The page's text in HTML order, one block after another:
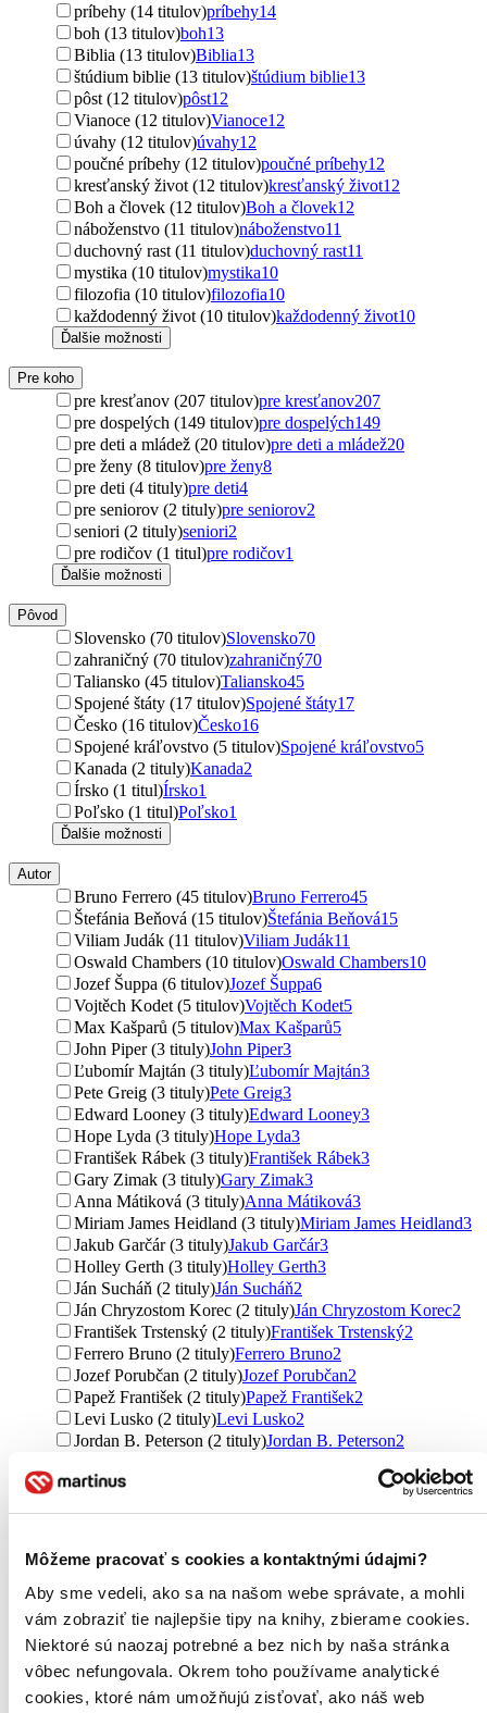
Môžeme pracovať s cookies a kontaktnými údajmi?
Aby sme vedeli, ako sa na našom webe správate, a mohli
vám zobraziť tie najlepšie tipy na knihy, zbierame cookies.
Niektoré sú naozaj potrebné a bez nich by naša stránka
vôbec nefungovala. Okrem toho používame analytické
cookies, ktoré nám umožňujú zisťovať, ako náš web
príbehy (14 titulov)príbehy14
boh (13 titulov)boh13
Biblia (13 titulov)Biblia13
štúdium biblie (13 titulov)štúdium biblie13
pôst (12 titulov)pôst12
Vianoce (12 titulov)Vianoce12
úvahy (12 titulov)úvahy12
poučné príbehy (12 titulov)poučné príbehy12
kresťanský život (12 titulov)kresťanský život12
Boh a človek (12 titulov)Boh a človek12
náboženstvo (11 titulov)náboženstvo11
duchovný rast (11 titulov)duchovný rast11
mystika (10 titulov)mystika10
filozofia (10 titulov)filozofia10
každodenný život (10 titulov)každodenný život10
Ďalšie možnosti
Pre koho
pre kresťanov (207 titulov)pre kresťanov207
pre dospelých (149 titulov)pre dospelých149
pre deti a mládež (20 titulov)pre deti a mládež20
pre ženy (8 titulov)pre ženy8
pre deti (4 tituly)pre deti4
pre seniorov (2 tituly)pre seniorov2
seniori (2 tituly)seniori2
pre rodičov (1 titul)pre rodičov1
Ďalšie možnosti
Pôvod
Slovensko (70 titulov)Slovensko70
zahraničný (70 titulov)zahraničný70
Taliansko (45 titulov)Taliansko45
Spojené štáty (17 titulov)Spojené štáty17
Česko (16 titulov)Česko16
Spojené kráľovstvo (5 titulov)Spojené kráľovstvo5
Kanada (2 tituly)Kanada2
Írsko (1 titul)Írsko1
Poľsko (1 titul)Poľsko1
Ďalšie možnosti
Autor
Bruno Ferrero (45 titulov)Bruno Ferrero45
Štefánia Beňová (15 titulov)Štefánia Beňová15
Viliam Judák (11 titulov)Viliam Judák11
Oswald Chambers (10 titulov)Oswald Chambers10
Jozef Šuppa (6 titulov)Jozef Šuppa6
Vojtěch Kodet (5 titulov)Vojtěch Kodet5
Max Kašparů (5 titulov)Max Kašparů5
John Piper (3 tituly)John Piper3
Ľubomír Majtán (3 tituly)Ľubomír Majtán3
Pete Greig (3 tituly)Pete Greig3
Edward Looney (3 tituly)Edward Looney3
Hope Lyda (3 tituly)Hope Lyda3
František Rábek (3 tituly)František Rábek3
Gary Zimak (3 tituly)Gary Zimak3
Anna Mátiková (3 tituly)Anna Mátiková3
Miriam James Heidland (3 tituly)Miriam James Heidland3
Jakub Garčár (3 tituly)Jakub Garčár3
Holley Gerth (3 tituly)Holley Gerth3
Ján Sucháň (2 tituly)Ján Sucháň2
Ján Chryzostom Korec (2 tituly)Ján Chryzostom Korec2
František Trstenský (2 tituly)František Trstenský2
Ferrero Bruno (2 tituly)Ferrero Bruno2
Jozef Porubčan (2 tituly)Jozef Porubčan2
Papež František (2 tituly)Papež František2
Levi Lusko (2 tituly)Levi Lusko2
Jordan B. Peterson (2 tituly)Jordan B. Peterson2
Soňa Vancáková (2 tituly)
Vydavateľstvo
Don Bosco (52 titulov) Don Bosco52
Zachej (26 titulov)Zachej 26
Christian Project Support (16 titulov)
Support16
BENS (16 titulov)BENS16
Spolok svätého Vojtecha (16 titulov) Spolok svätého